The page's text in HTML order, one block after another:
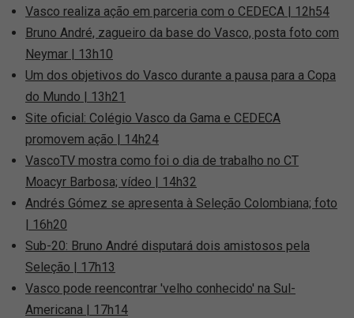
Vasco realiza ação em parceria com o CEDECA | 12h54
Bruno André, zagueiro da base do Vasco, posta foto com
Neymar | 13h10
Um dos objetivos do Vasco durante a pausa para a Copa
do Mundo | 13h21
Site oficial: Colégio Vasco da Gama e CEDECA
promovem ação | 14h24
VascoTV mostra como foi o dia de trabalho no CT
Moacyr Barbosa; vídeo | 14h32
Andrés Gómez se apresenta à Seleção Colombiana; foto
| 16h20
Sub-20: Bruno André disputará dois amistosos pela
Seleção | 17h13
Vasco pode reencontrar 'velho conhecido' na Sul-
Americana | 17h14